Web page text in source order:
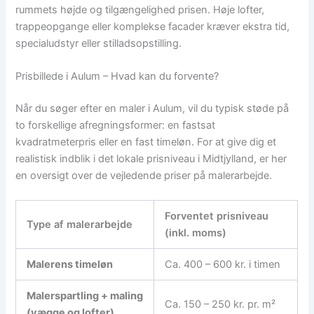
rummets højde og tilgængelighed prisen. Høje lofter,
trappeopgange eller komplekse facader kræver ekstra tid,
specialudstyr eller stilladsopstilling.
Prisbillede i Aulum – Hvad kan du forvente?
Når du søger efter en maler i Aulum, vil du typisk støde på
to forskellige afregningsformer: en fastsat
kvadratmeterpris eller en fast timeløn. For at give dig et
realistisk indblik i det lokale prisniveau i Midtjylland, er her
en oversigt over de vejledende priser på malerarbejde.
Type af malerarbejde
Forventet prisniveau
(inkl. moms)
Malerens timeløn Ca. 400 – 600 kr. i timen
Malerspartling + maling
Ca. 150 – 250 kr. pr. m²